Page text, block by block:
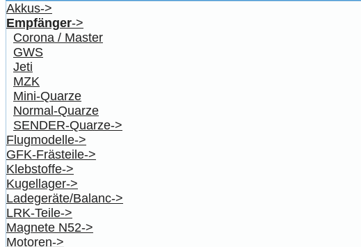
Akkus->
Empfänger->
Corona / Master
GWS
Jeti
MZK
Mini-Quarze
Normal-Quarze
SENDER-Quarze->
Flugmodelle->
GFK-Frästeile->
Klebstoffe->
Kugellager->
Ladegeräte/Balanc->
LRK-Teile->
Magnete N52->
Motoren->